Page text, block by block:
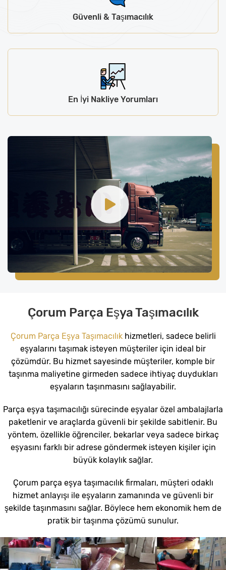
Güvenli & Taşımacılık
En İyi Nakliye Yorumları
Çorum Parça Eşya Taşımacılık
Çorum Parça Eşya Taşımacılık hizmetleri, sadece belirli
eşyalarını taşımak isteyen müşteriler için ideal bir
çözümdür. Bu hizmet sayesinde müşteriler, komple bir
taşınma maliyetine girmeden sadece ihtiyaç duydukları
eşyaların taşınmasını sağlayabilir.
Parça eşya taşımacılığı sürecinde eşyalar özel ambalajlarla
paketlenir ve araçlarda güvenli bir şekilde sabitlenir. Bu
yöntem, özellikle öğrenciler, bekarlar veya sadece birkaç
eşyasını farklı bir adrese göndermek isteyen kişiler için
büyük kolaylık sağlar.
Çorum parça eşya taşımacılık firmaları, müşteri odaklı
hizmet anlayışı ile eşyaların zamanında ve güvenli bir
şekilde taşınmasını sağlar. Böylece hem ekonomik hem de
pratik bir taşınma çözümü sunulur.